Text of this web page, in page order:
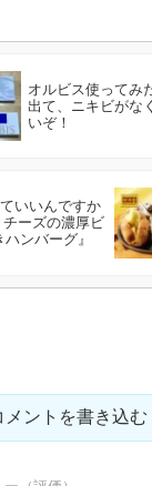
オルビス使ってみ
出て、ニキビがな
いぞ！
いいんですか
ーズの濃厚ビ
ンバーグ』
メントを書き込む